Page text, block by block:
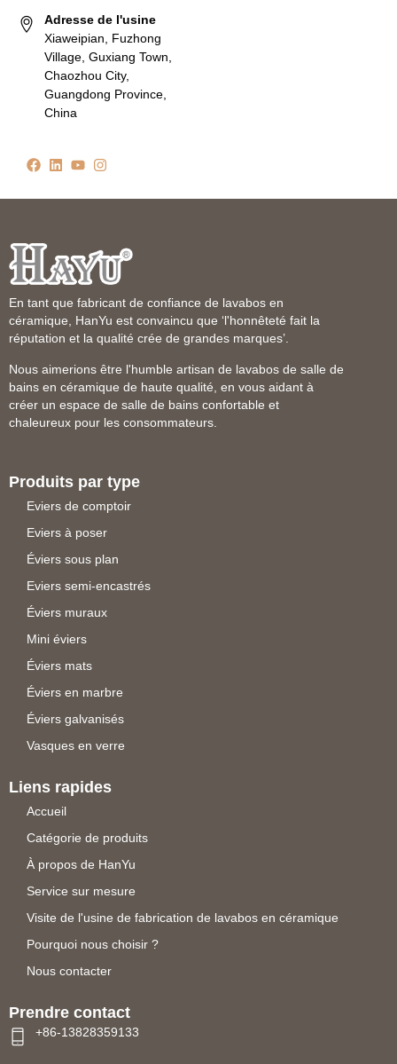
Adresse de l'usine
Xiaweipian, Fuzhong
Village, Guxiang Town,
Chaozhou City,
Guangdong Province,
China
En tant que fabricant de confiance de lavabos en
céramique, HanYu est convaincu que ‘l'honnêteté fait la
réputation et la qualité crée de grandes marques’.
Nous aimerions être l'humble artisan de lavabos de salle de
bains en céramique de haute qualité, en vous aidant à
créer un espace de salle de bains confortable et
chaleureux pour les consommateurs.
Produits par type
Eviers de comptoir
Eviers à poser
Éviers sous plan
Eviers semi-encastrés
Éviers muraux
Mini éviers
Éviers mats
Éviers en marbre
Éviers galvanisés
Vasques en verre
Liens rapides
Accueil
Catégorie de produits
À propos de HanYu
Service sur mesure
Visite de l'usine de fabrication de lavabos en céramique
Pourquoi nous choisir ?
Nous contacter
Prendre contact
+86-13828359133